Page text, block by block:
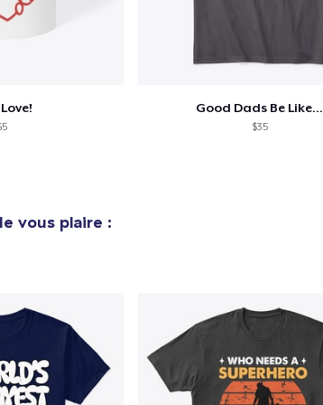
Good Dads Be Like...
$35
vous plaire :
Crewneck Sweatshirt
Tee
Sleeve Tee
Tee